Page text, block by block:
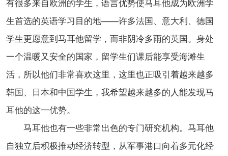
有很多来自欧洲的学生，语言优势使马耳他成为欧洲学
生首选的英语学习目的地——许多法国、意大利、德国
学生更愿意到马耳他留学，而非阴冷多雨的英国。身处
一个温暖又安全的国家，留学生们课后能享受海滩生
活，所以他们非常喜欢这里，这里也正吸引着越来越多
韩国、日本和中国学生，我希望越来越多的人能发现马
耳他的这一优势。
马耳他也有一些非常出色的专门研究机构。马耳他
自独立后积极推动经济转型，从军事港口向着多元化经